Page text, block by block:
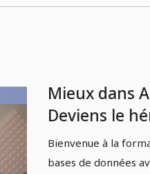
Mieux dans
Deviens le
données -
Bienvenue à la
bases de données